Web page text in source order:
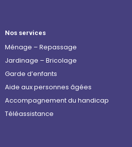
Nos services
Ménage – Repassage
Jardinage – Bricolage
Garde d’enfants
Aide aux personnes âgées
Accompagnement du handicap
Téléassistance